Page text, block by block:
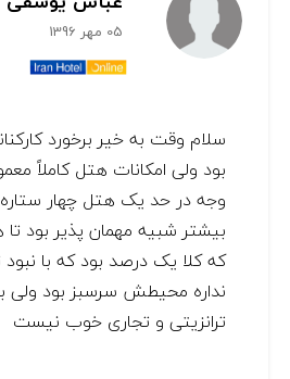
05 مهر 1396
سلام وقت به خیر برخورد
بود ولی امکانات هتل کاملاً
وجه در حد یک هتل چهار
بیشتر شبیه مهمان پذیر بود
که کلا یک درصد بود که با
نداره محیطش سرسبز بود ولی
ترانزیتی و تجاری خوب نیست